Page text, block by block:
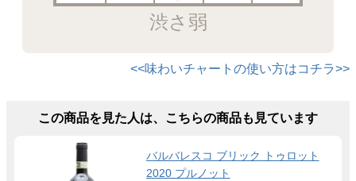
渋さ弱
<<味わいチャートの使い方はコチラ>>
この商品を見た人は、こちらの商品も見ています
バルバレスコ ブリック トゥロット
2020 プルノット